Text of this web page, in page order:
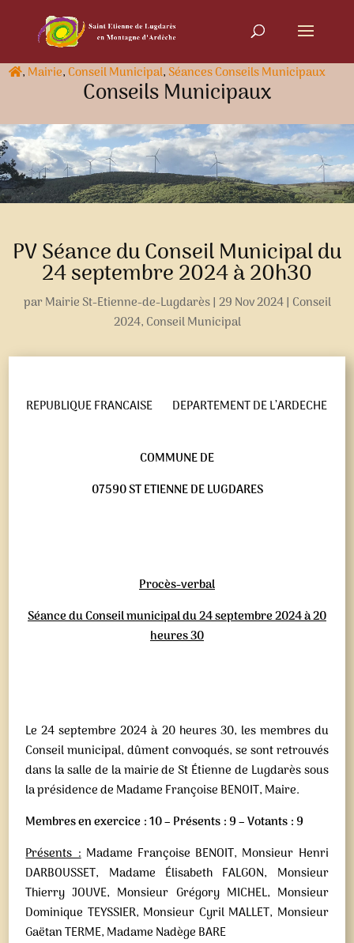
, Mairie, Conseil Municipal,Séances Conseils Municipaux
Conseils Municipaux
PV Séance du Conseil Municipal du
24 septembre 2024 à 20h30
parMairie St-Etienne-de-Lugdarès| 29 Nov 2024| Conseil
2024, Conseil Municipal
REPUBLIQUE FRANCAISE DEPARTEMENT DE L’ARDECHE
COMMUNE DE
07590 ST ETIENNE DE LUGDARES
Procès-verbal
Séance du Conseil municipal du 24 septembre 2024 à 20
heures 30
Le 24 septembre 2024 à 20 heures 30, les membres du
Conseil municipal, dûment convoqués, se sont retrouvés
dans la salle de la mairie de St Étienne de Lugdarès sous
la présidence de Madame Françoise BENOIT, Maire.
Membres en exercice : 10 – Présents : 9 – Votants : 9
Présents :Madame Françoise BENOIT, Monsieur Henri
DARBOUSSET, Madame Élisabeth FALGON, Monsieur
Thierry JOUVE, Monsieur Grégory MICHEL, Monsieur
Dominique TEYSSIER, Monsieur Cyril MALLET, Monsieur
Gaëtan TERME, Madame Nadège BARE